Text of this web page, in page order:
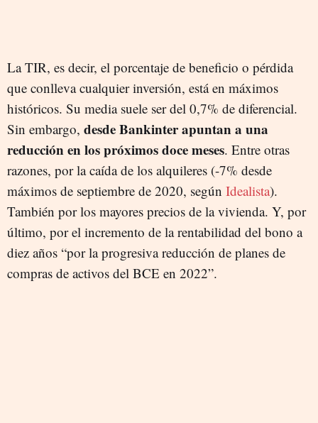
La TIR, es decir, el porcentaje de beneficio o pérdida
que conlleva cualquier inversión, está en máximos
históricos. Su media suele ser del 0,7% de diferencial.
Sin embargo, desde Bankinter apuntan a una
reducción en los próximos doce meses. Entre otras
razones, por la caída de los alquileres (-7% desde
máximos de septiembre de 2020, según Idealista).
También por los mayores precios de la vivienda. Y, por
último, por el incremento de la rentabilidad del bono a
diez años “por la progresiva reducción de planes de
compras de activos del BCE en 2022”.